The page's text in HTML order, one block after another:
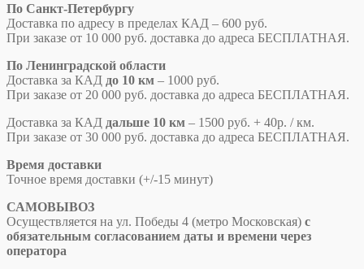
По Санкт-Петербургу
Доставка по адресу в пределах КАД – 600 руб.
При заказе от 10 000 руб. доставка до адреса БЕСПЛАТНАЯ.
По Ленинградской области
Доставка за КАД до 10 км – 1000 руб.
При заказе от 20 000 руб. доставка до адреса БЕСПЛАТНАЯ.
Доставка за КАД дальше 10 км – 1500 руб. + 40р. / км.
При заказе от 30 000 руб. доставка до адреса БЕСПЛАТНАЯ.
Время доставки
Точное время доставки (+/-15 минут)
САМОВЫВОЗ
Осуществляется на ул. Победы 4 (метро Московская) с
обязательным согласованием даты и времени через
оператора